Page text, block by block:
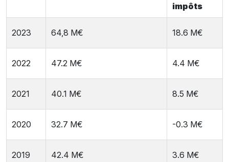
impôts
2023 64,8 M€ 18.6 M€
2022 47.2 M€ 4.4 M€
2021 40.1 M€ 8.5 M€
2020 32.7 M€ -0.3 M€
2019 42.4 M€ 3.6 M€